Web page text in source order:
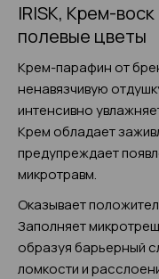
IRISK, Крем-
полевые цветы
Крем-парафин от
ненавязчивую
интенсивно
Крем обладает
предупреждает
микротравм.
Оказывает
Заполняет
образуя барьерный
ломкости и